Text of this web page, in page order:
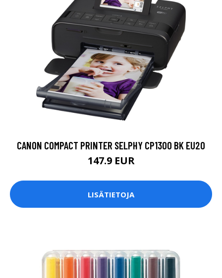
CANON COMPACT PRINTER SELPHY CP1300 BK EU20
147.9 EUR
LISÄTIETOJA